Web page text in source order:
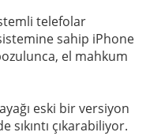
telefolar
sahip iPhone
el mahkum
eski bir versiyon
çıkarabiliyor.